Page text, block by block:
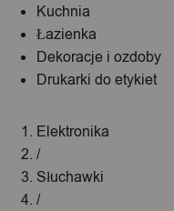
Kuchnia
Łazienka
Dekoracje i ozdoby
Drukarki do etykiet
Elektronika
/
Słuchawki
/